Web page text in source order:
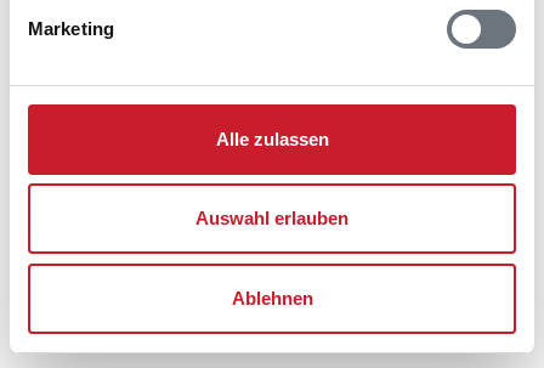
Marketing
Alle zulassen
Auswahl erlauben
Ablehnen